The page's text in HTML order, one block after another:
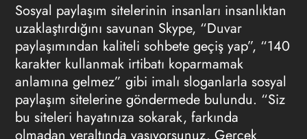
Sosyal paylaşım sitelerinin insanları insanlıktan
uzaklaştırdığını savunan Skype, “Duvar
paylaşımından kaliteli sohbete geçiş yap”, “140
karakter kullanmak irtibatı koparmamak
anlamına gelmez” gibi imalı sloganlarla sosyal
paylaşım sitelerine göndermede bulundu. “Siz
bu siteleri hayatınıza sokarak, farkında